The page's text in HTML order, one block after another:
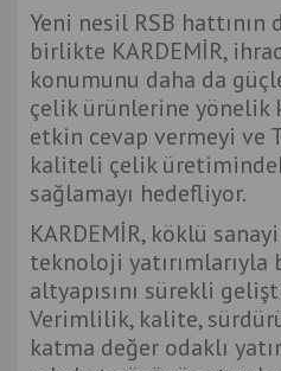
Yeni nesil RSB hattının
birlikte KARDEMİR,
konumunu daha da
çelik ürünlerine yönelik
etkin cevap vermeyi ve
kaliteli çelik
sağlamayı hedefliyor.
KARDEMİR, köklü
teknoloji
altyapısını sürekli
Verimlilik, kalite,
katma değer odaklı